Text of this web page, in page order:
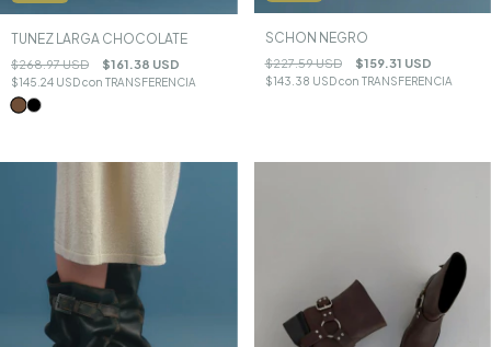
TUNEZ LARGA CHOCOLATE
$268.97 USD $161.38 USD
$145.24 USDcon TRANSFERENCIA
SCHON NEGRO
$227.59 USD $159.31 USD
$143.38 USDcon TRANSFERENCIA